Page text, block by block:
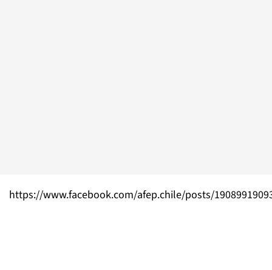
https://www.facebook.com/afep.chile/posts/